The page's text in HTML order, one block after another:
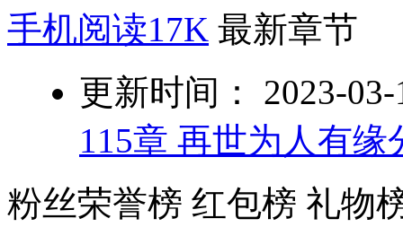
手机阅读17K 最新章节
更新时间： 2023-
115章 再世为人有缘
粉丝荣誉榜 红包榜 礼物